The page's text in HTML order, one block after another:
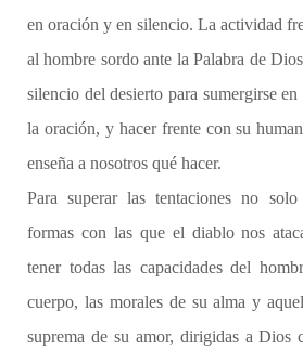
en oración y en silencio. La actividad
al hombre sordo ante la Palabra de
silencio del desierto para sumergirse
la oración, y hacer frente con su
enseña a nosotros qué hacer.
Para superar las tentaciones no
formas con las que el diablo nos
tener todas las capacidades del
cuerpo, las morales de su alma y
suprema de su amor, dirigidas a Dios